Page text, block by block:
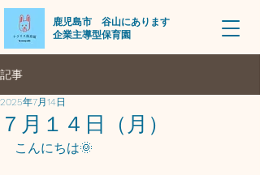
​鹿児島市 谷山にあります
企業主導型保育園
記事
７月１４日（月）
2025年7月14日
こんにちは🌞